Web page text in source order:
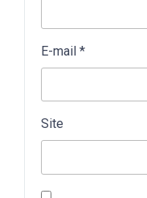
E-mail *
Site